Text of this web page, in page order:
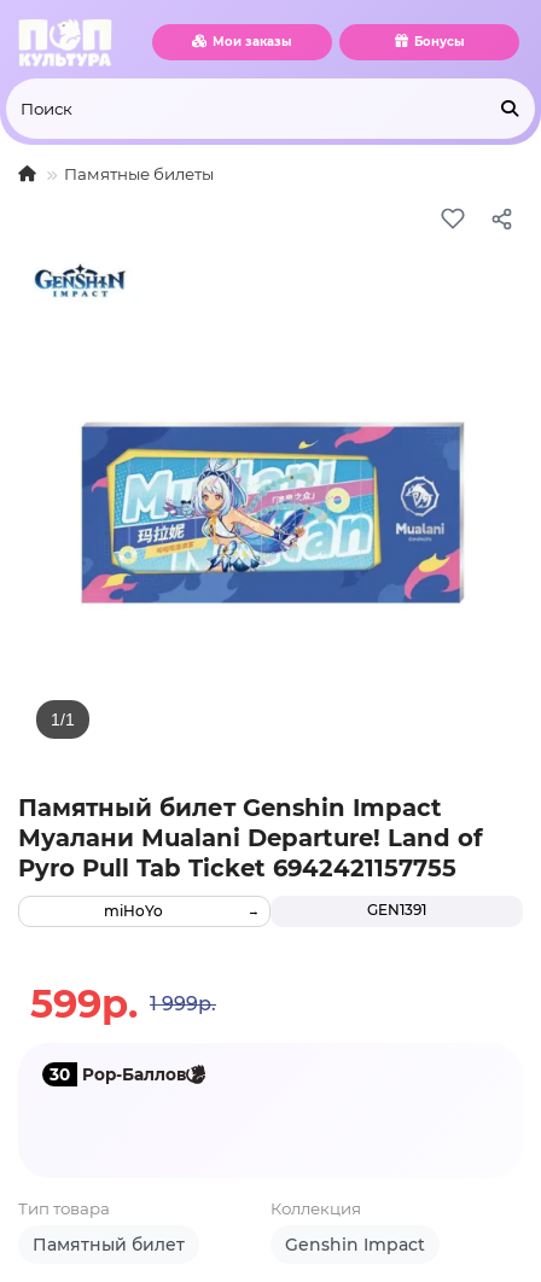
Мои заказы Бонусы
Памятные билеты
Памятный билет Genshin Impact
Муалани Mualani Departure! Land of
Pyro Pull Tab Ticket 6942421157755
GEN1391
miHoYo
599р. 1 999р.
30 Pop-Баллов
Тип товара
Памятный билет
Коллекция
Genshin Impact